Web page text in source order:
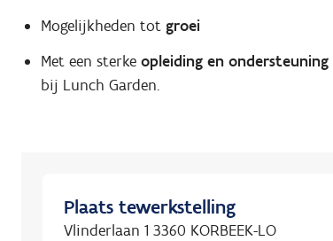
Mogelijkheden tot groei
Met een sterkeopleiding en ondersteuning
bij Lunch Garden.
Plaats tewerkstelling
Vlinderlaan 1 3360 KORBEEK-LO